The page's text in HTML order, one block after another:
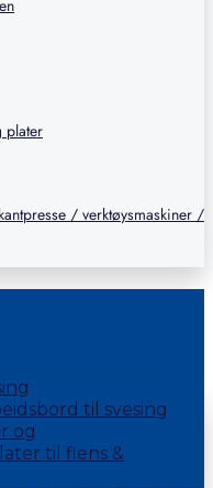
plater
/ verktøysmaskiner /
til svesing
og
til flens &